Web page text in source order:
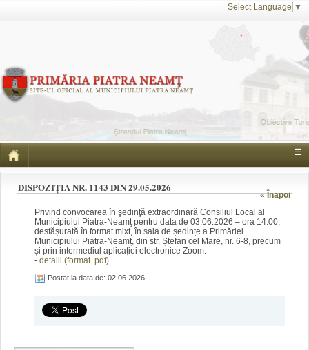
Select Language ▼
☰
« Înapoi
DISPOZIȚIA NR. 1143 DIN 29.05.2026
Privind convocarea în şedinţă extraordinară Consiliul Local al
Municipiului Piatra-Neamţ pentru data de 03.06.2026 – ora 14:00,
desfășurată în format mixt, în sala de ședințe a Primăriei
Municipiului Piatra-Neamț, din str. Ștefan cel Mare, nr. 6-8, precum
și prin intermediul aplicației electronice Zoom.
- detalii (format .pdf)
Postat la data de: 02.06.2026